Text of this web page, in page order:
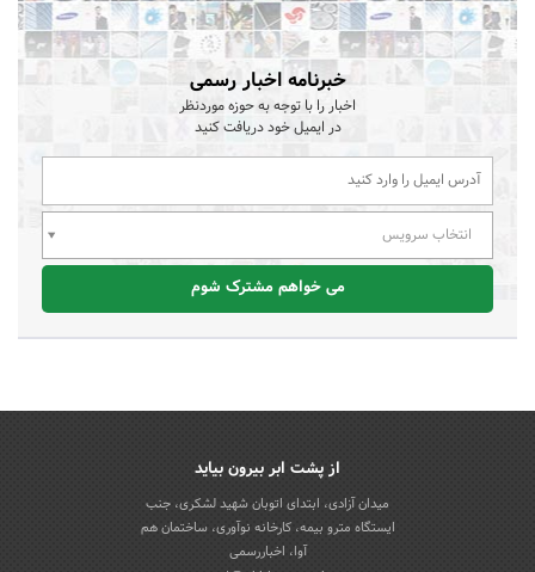
خبرنامه اخبار رسمی
اخبار را با توجه به حوزه موردنظر
در ایمیل خود دریافت کنید
انتخاب سرویس
می خواهم مشترک شوم
از پشت ابر بیرون بیاید
میدان آزادی، ابتدای اتوبان شهید لشکری، جنب
ایستگاه مترو بیمه، کارخانه نوآوری، ساختمان هم
آوا، اخباررسمی